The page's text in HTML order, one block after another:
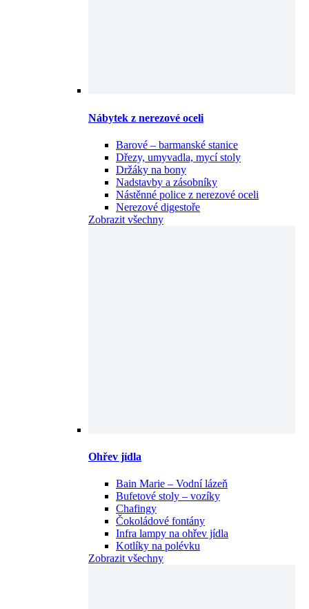
Nábytek z nerezové oceli
Barové – barmanské stanice
Dřezy, umyvadla, mycí stoly
Držáky na bony
Nadstavby a zásobníky
Nástěnné police z nerezové oceli
Nerezové digestoře
Zobrazit všechny
Ohřev jídla
Bain Marie – Vodní lázeň
Bufetové stoly – vozíky
Chafingy
Čokoládové fontány
Infra lampy na ohřev jídla
Kotlíky na polévku
Zobrazit všechny